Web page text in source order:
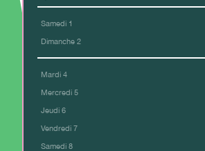
Samedi 1
Dimanche 2
Mardi 4
Mercredi 5
Jeudi 6
Vendredi 7
Samedi 8